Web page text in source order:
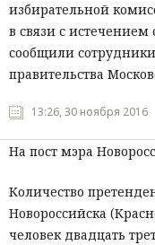
избирательной
в связи с
сообщили
правительства
13:26, 30 ноября 2016
На пост мэра
Количество
Новороссийска
человек двадцать